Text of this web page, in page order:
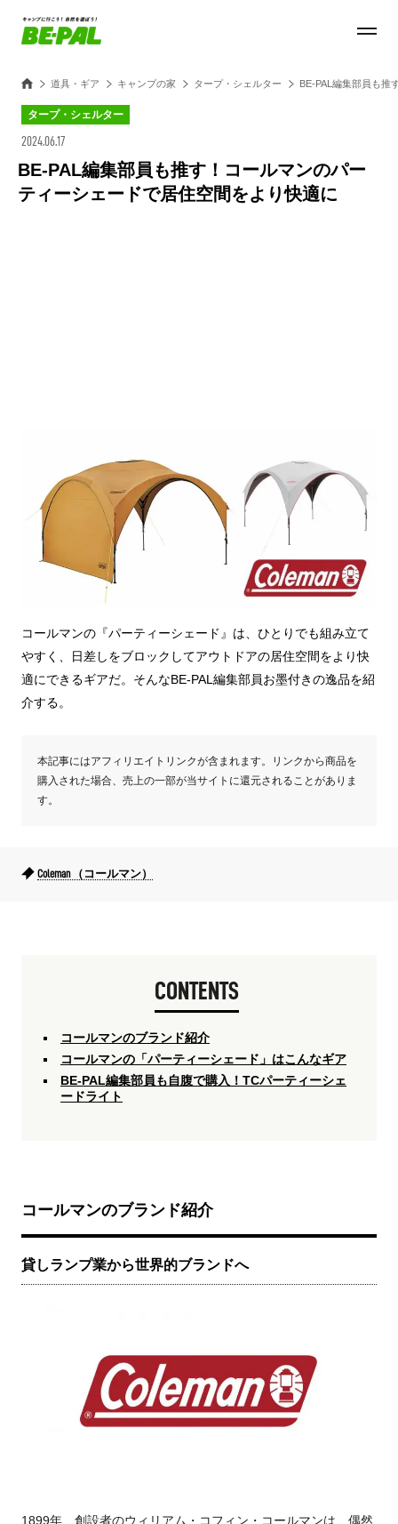
道具・ギア キャンプの家 タープ・シェルター BE-PAL編集部員も推
タープ・シェルター
2024.06.17
BE-PAL編集部員も推す！コールマンのパー
ティーシェードで居住空間をより快適に
コールマンの『パーティーシェード』は、ひとりでも組み立て
やすく、日差しをブロックしてアウトドアの居住空間をより快
適にできるギアだ。そんなBE-PAL編集部員お墨付きの逸品を紹
介する。
本記事にはアフィリエイトリンクが含まれます。リンクから商品を
購入された場合、売上の一部が当サイトに還元されることがありま
す。
Coleman （コールマン）
CONTENTS
コールマンのブランド紹介
コールマンの「パーティーシェード」はこんなギア
BE-PAL編集部員も自腹で購入！TCパーティーシェ
ードライト
コールマンのブランド紹介
貸しランプ業から世界的ブランドへ
1899年、創設者のウィリアム・コフィン・コールマンは、偶然